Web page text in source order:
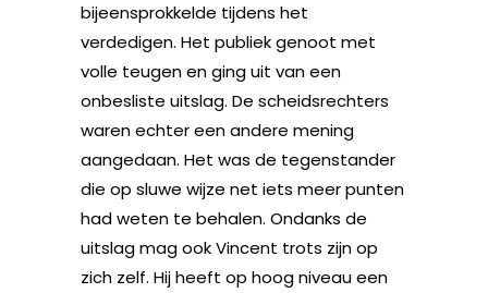
bijeensprokkelde tijdens het
verdedigen. Het publiek genoot met
volle teugen en ging uit van een
onbesliste uitslag. De scheidsrechters
waren echter een andere mening
aangedaan. Het was de tegenstander
die op sluwe wijze net iets meer punten
had weten te behalen. Ondanks de
uitslag mag ook Vincent trots zijn op
zich zelf. Hij heeft op hoog niveau een